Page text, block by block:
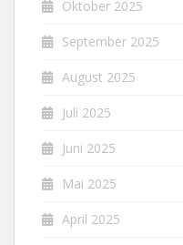
Oktober 2025
September 2025
August 2025
Juli 2025
Juni 2025
Mai 2025
April 2025